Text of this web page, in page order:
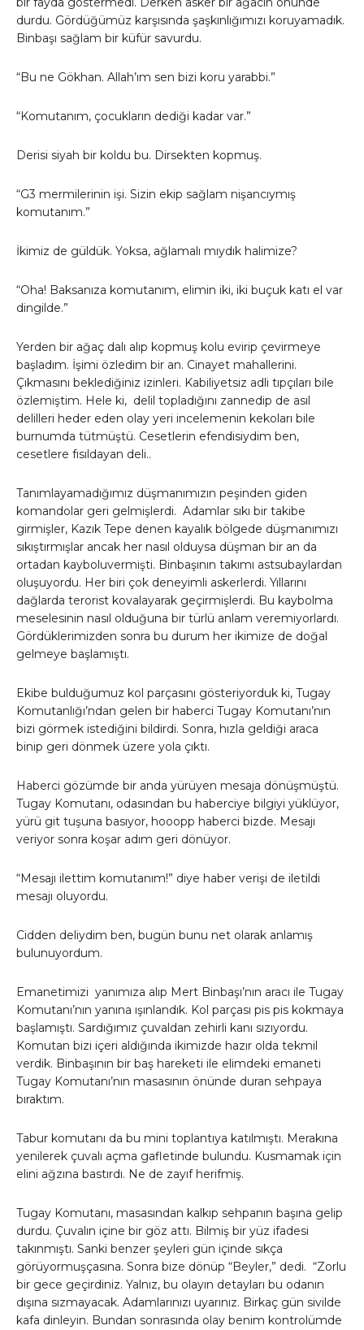
durdu. Gördüğümüz karşısında şaşkınlığımızı koruyamadık.
Binbaşı sağlam bir küfür savurdu.
“Bu ne Gökhan. Allah’ım sen bizi koru yarabbi.”
“Komutanım, çocukların dediği kadar var.”
Derisi siyah bir koldu bu. Dirsekten kopmuş.
“G3 mermilerinin işi. Sizin ekip sağlam nişancıymış
komutanım.”
İkimiz de güldük. Yoksa, ağlamalı mıydık halimize?
“Oha! Baksanıza komutanım, elimin iki, iki buçuk katı el var
dingilde.”
Yerden bir ağaç dalı alıp kopmuş kolu evirip çevirmeye
başladım. İşimi özledim bir an. Cinayet mahallerini.
Çıkmasını beklediğiniz izinleri. Kabiliyetsiz adli tıpçıları bile
özlemiştim. Hele ki, delil topladığını zannedip de asıl
delilleri heder eden olay yeri incelemenin kekoları bile
burnumda tütmüştü. Cesetlerin efendisiydim ben,
cesetlere fısıldayan deli..
Tanımlayamadığımız düşmanımızın peşinden giden
komandolar geri gelmişlerdi. Adamlar sıkı bir takibe
girmişler, Kazık Tepe denen kayalık bölgede düşmanımızı
sıkıştırmışlar ancak her nasıl olduysa düşman bir an da
ortadan kayboluvermişti. Binbaşının takımı astsubaylardan
oluşuyordu. Her biri çok deneyimli askerlerdi. Yıllarını
dağlarda terorist kovalayarak geçirmişlerdi. Bu kaybolma
meselesinin nasıl olduğuna bir türlü anlam veremiyorlardı.
Gördüklerimizden sonra bu durum her ikimize de doğal
gelmeye başlamıştı.
Ekibe bulduğumuz kol parçasını gösteriyorduk ki, Tugay
Komutanlığı’ndan gelen bir haberci Tugay Komutanı’nın
bizi görmek istediğini bildirdi. Sonra, hızla geldiği araca
binip geri dönmek üzere yola çıktı.
Haberci gözümde bir anda yürüyen mesaja dönüşmüştü.
Tugay Komutanı, odasından bu haberciye bilgiyi yüklüyor,
yürü git tuşuna basıyor, hooopp haberci bizde. Mesajı
veriyor sonra koşar adım geri dönüyor.
“Mesajı ilettim komutanım!” diye haber verişi de iletildi
mesajı oluyordu.
Cidden deliydim ben, bugün bunu net olarak anlamış
bulunuyordum.
Emanetimizi yanımıza alıp Mert Binbaşı’nın aracı ile Tugay
Komutanı’nın yanına ışınlandık. Kol parçası pis pis kokmaya
başlamıştı. Sardığımız çuvaldan zehirli kanı sızıyordu.
Komutan bizi içeri aldığında ikimizde hazır olda tekmil
verdik. Binbaşının bir baş hareketi ile elimdeki emaneti
Tugay Komutanı’nın masasının önünde duran sehpaya
bıraktım.
Tabur komutanı da bu mini toplantıya katılmıştı. Merakına
yenilerek çuvalı açma gafletinde bulundu. Kusmamak için
elini ağzına bastırdı. Ne de zayıf herifmiş.
Tugay Komutanı, masasından kalkıp sehpanın başına gelip
durdu. Çuvalın içine bir göz attı. Bilmiş bir yüz ifadesi
takınmıştı. Sanki benzer şeyleri gün içinde sıkça
görüyormuşçasına. Sonra bize dönüp “Beyler,” dedi. “Zorlu
bir gece geçirdiniz. Yalnız, bu olayın detayları bu odanın
dışına sızmayacak. Adamlarınızı uyarınız. Birkaç gün sivilde
kafa dinleyin. Bundan sonrasında olay benim kontrolümde